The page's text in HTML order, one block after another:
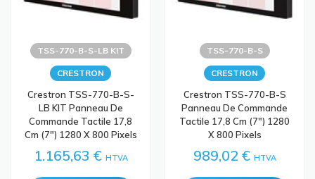
TSS-770-B-S-LB KIT
CRESTRON
Crestron TSS-770-B-S-
LB KIT Panneau De
Commande Tactile 17,8
Cm (7") 1280 X 800 Pixels
1.165,63 € HTVA
TSS-770-B-S
CRESTRON
Crestron TSS-770-B-S
Panneau De Commande
Tactile 17,8 Cm (7") 1280
X 800 Pixels
989,02 € HTVA